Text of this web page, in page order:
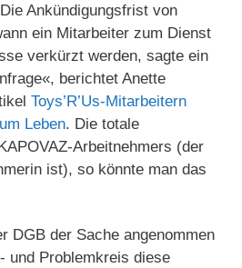
Ankündigungsfrist von
ein Mitarbeiter zum Dienst
verkürzt werden, sagte ein
berichtet Anette
Toys’R’Us-Mitarbeitern
Leben. Die totale
Arbeitnehmers (der
ist), so könnte man das
DGB der Sache angenommen
und Problemkreis diese